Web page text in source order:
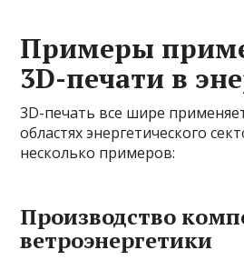
Примеры
3D-печати в
3D-печать все шире
областях энергетического
несколько примеров:
Производство
ветроэнергетики